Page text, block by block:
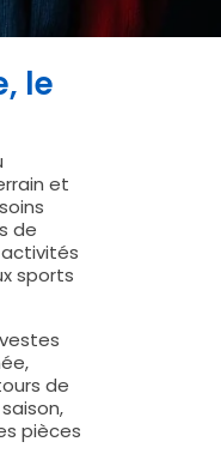
le
et
de
sports
de
pièces